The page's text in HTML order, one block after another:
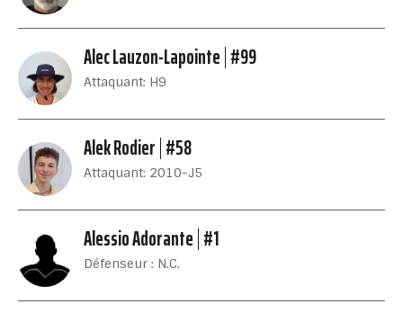
Alec Lauzon-Lapointe #99
Attaquant: H9
Alek Rodier #58
Attaquant: 2010-J5
Alessio Adorante #1
Défenseur : N.C.